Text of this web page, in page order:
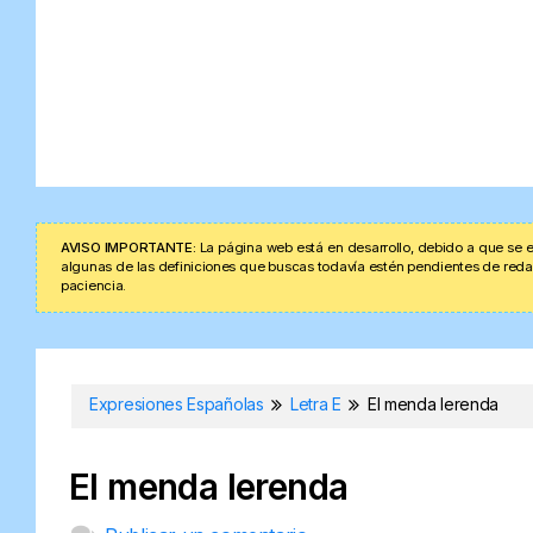
AVISO IMPORTANTE: La página web está en desarrollo, debido a que
algunas de las definiciones que buscas todavía estén pendientes de
paciencia.
Expresiones Españolas Letra E El menda lerenda
El menda lerenda